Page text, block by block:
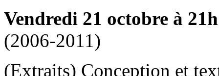
Vendredi 21 octobre à 21h
(2006-2011)
(Extraits) Conception et